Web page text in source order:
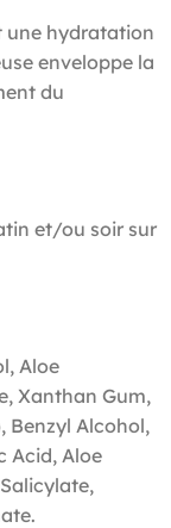
une hydratation
enveloppe la
du
et/ou soir sur
Aloe
Xanthan Gum,
Benzyl Alcohol,
Acid, Aloe